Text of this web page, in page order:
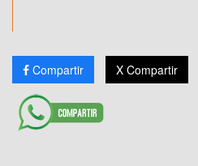
Compartir X Compartir